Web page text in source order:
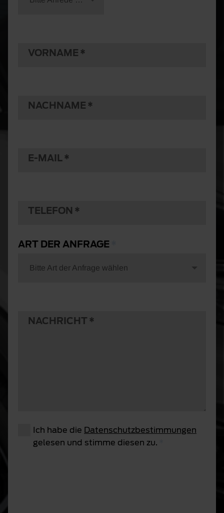
VORNAME
NACHNAME
E-MAIL
TELEFON
ART DER ANFRAGE
Bitte Art der Anfrage wählen
NACHRICHT
Ich habe die Datenschutzbestimmungen
gelesen und stimme diesen zu.